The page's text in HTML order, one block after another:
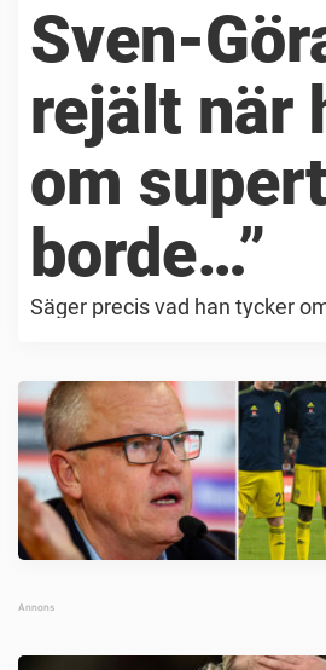
Sven-
rejält när
om
borde…”
Säger precis vad han tycker